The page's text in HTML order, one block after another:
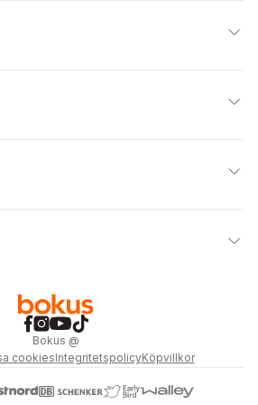
Bokus @
cookiesIntegritetspolicyKöpvillkor